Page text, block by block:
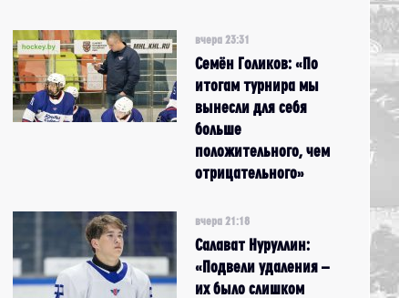
вчера 23:31
Семён Голиков: «По
итогам турнира мы
вынесли для себя
больше
положительного, чем
отрицательного»
вчера 21:18
Салават Нуруллин:
«Подвели удаления –
их было слишком